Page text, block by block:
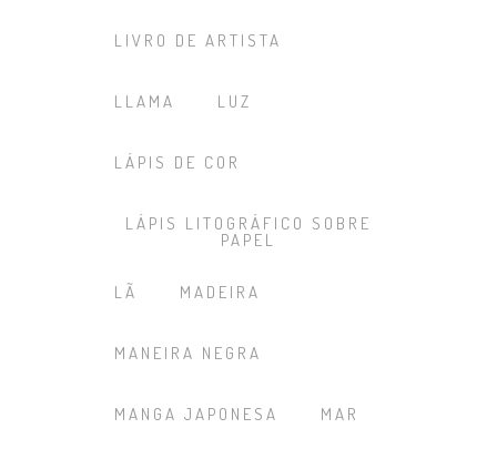
LIVRO DE ARTISTA
LLAMA LUZ
LÁPIS DE COR
LÁPIS LITOGRÁFICO SOBRE
PAPEL
LÃ MADEIRA
MANEIRA NEGRA
MANGA JAPONESA MAR